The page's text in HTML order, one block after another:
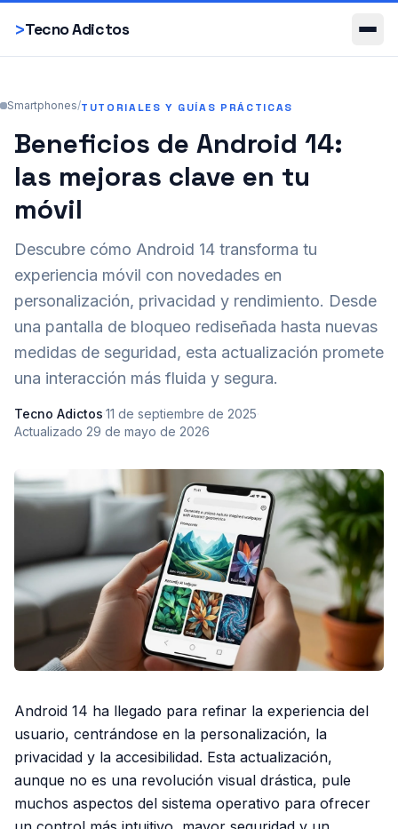
>Tecno Adictos
Smartphones
Smartphones/TUTORIALES Y GUÍAS PRÁCTICAS
Beneficios de Android 14:
las mejoras clave en tu
móvil
Descubre cómo Android 14 transforma tu
experiencia móvil con novedades en
personalización, privacidad y rendimiento. Desde
una pantalla de bloqueo rediseñada hasta nuevas
medidas de seguridad, esta actualización promete
una interacción más fluida y segura.
Tecno Adictos·11 de septiembre de 2025·
Actualizado 29 de mayo de 2026
Android 14 ha llegado para refinar la experiencia del
usuario, centrándose en la personalización, la
privacidad y la accesibilidad. Esta actualización,
aunque no es una revolución visual drástica, pule
muchos aspectos del sistema operativo para ofrecer